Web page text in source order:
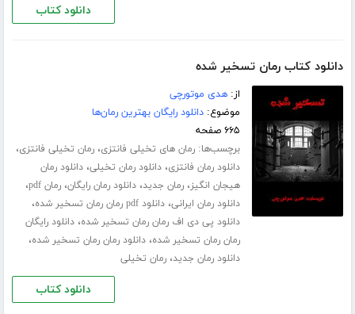
دانلود کتاب
دانلود کتاب رمان تسخیر شده
از:هدی موتورچی
موضوع:دانلود رایگان بهترین رمان‌ها
۶۶۵ صفحه
برچسب‌ها:رمان های تخیلی فانتزی،رمان تخیلی فانتزی،
دانلود رمان فانتزی،دانلود رمان تخیلی،دانلود رمان
هیجان انگیز،رمان جدید،دانلود رمان رایگان،رمان pdf ،
دانلود رمان ایرانی،دانلود pdf رمان رمان تسخیر شده ،
دانلود پی دی اف رمان رمان تسخیر شده،دانلود رایگان
رمان رمان تسخیر شده،دانلود رمان رمان تسخیر شده،
دانلود رمان جدید،رمان تخیلی
دانلود کتاب